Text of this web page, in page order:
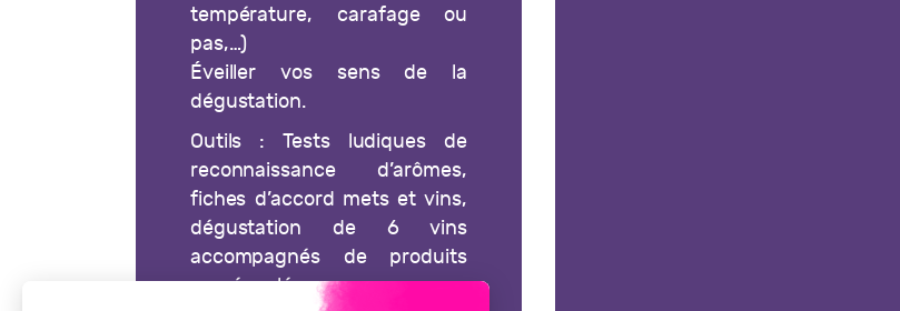
température, carafage ou
pas,…)
Éveiller vos sens de la
dégustation.
Outils : Tests ludiques de
reconnaissance d’arômes,
fiches d’accord mets et vins,
dégustation de 6 vins
accompagnés de produits
sucrés salés.